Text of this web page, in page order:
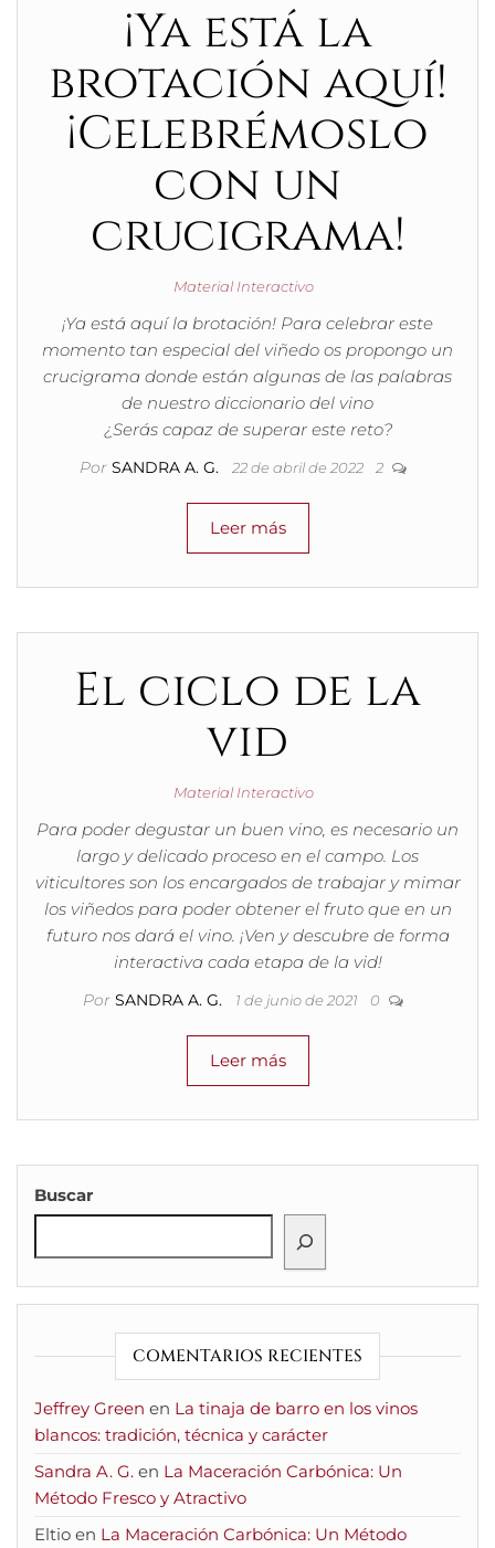
¡Ya está la
brotación aquí!
¡Celebrémoslo
con un
crucigrama!
Material Interactivo
¡Ya está aquí la brotación! Para celebrar este
momento tan especial del viñedo os propongo un
crucigrama donde están algunas de las palabras
de nuestro diccionario del vino
¿Serás capaz de superar este reto?
Por SANDRA A. G. 22 de abril de 2022 2
Leer más
El ciclo de la
vid
Material Interactivo
Para poder degustar un buen vino, es necesario un
largo y delicado proceso en el campo. Los
viticultores son los encargados de trabajar y mimar
los viñedos para poder obtener el fruto que en un
futuro nos dará el vino. ¡Ven y descubre de forma
interactiva cada etapa de la vid!
Por SANDRA A. G. 1 de junio de 2021 0
Leer más
Buscar
COMENTARIOS RECIENTES
Jeffrey Green en La tinaja de barro en los vinos
blancos: tradición, técnica y carácter
Sandra A. G. en La Maceración Carbónica: Un
Método Fresco y Atractivo
Eltio en La Maceración Carbónica: Un Método